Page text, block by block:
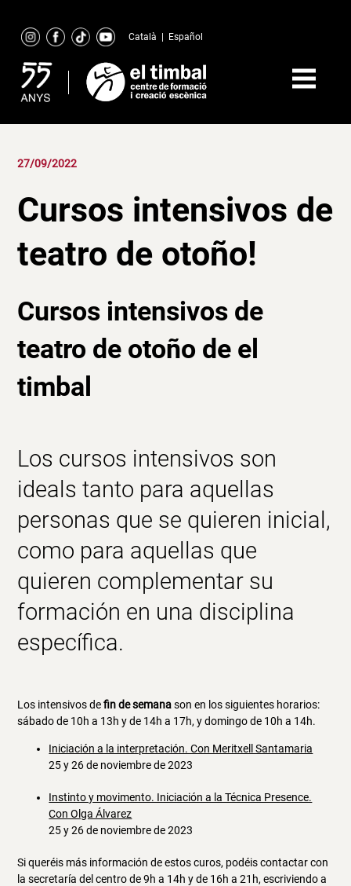
content
Català Español
27/09/2022
Cursos intensivos de
teatro de otoño!
Cursos intensivos de
teatro de otoño de el
timbal
Los cursos intensivos son
ideals tanto para aquellas
personas que se quieren inicial,
como para aquellas que
quieren complementar su
formación en una disciplina
específica.
Los intensivos defin de semanason en los siguientes horarios:
sábado de 10h a 13h y de 14h a 17h, y domingo de 10h a 14h.
Iniciación a la interpretación. Con Meritxell Santamaria
25 y 26 de noviembre de 2023
Instinto y movimento. Iniciación a la Técnica Presence.
Con Olga Álvarez
25 y 26 de noviembre de 2023
Si queréis más información de estos curos, podéis contactar con
la secretaría del centro de 9h a 14h y de 16h a 21h, escriviendo a